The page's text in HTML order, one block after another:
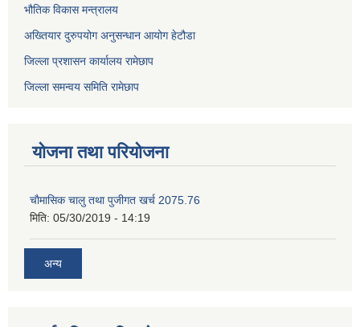
भौतिक विकास मन्त्रालय
अख्तियार दुरुपयोग अनुसन्धान आयोग हेटौडा
जिल्ला प्रशासन कार्यालय रामेछाप
जिल्ला समन्वय समिति रामेछाप
योजना तथा परियोजना
चाैमासिक चालु तथा पुजीगत खर्च 2075.76
मिति: 05/30/2019 - 14:19
अन्य